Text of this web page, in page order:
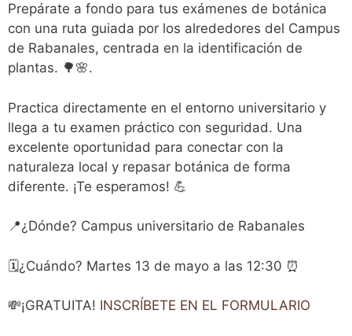
Prepárate a fondo para tus exámenes de botánica
con una ruta guiada por los alrededores del Campus
de Rabanales, centrada en la identificación de
plantas. 🌳🌸.
Practica directamente en el entorno universitario y
llega a tu examen práctico con seguridad. Una
excelente oportunidad para conectar con la
naturaleza local y repasar botánica de forma
diferente. ¡Te esperamos! 💪
📍¿Dónde? Campus universitario de Rabanales
🗓️¿Cuándo? Martes 13 de mayo a las 12:30 ⏰
💸¡GRATUITA! INSCRÍBETE EN EL FORMULARIO